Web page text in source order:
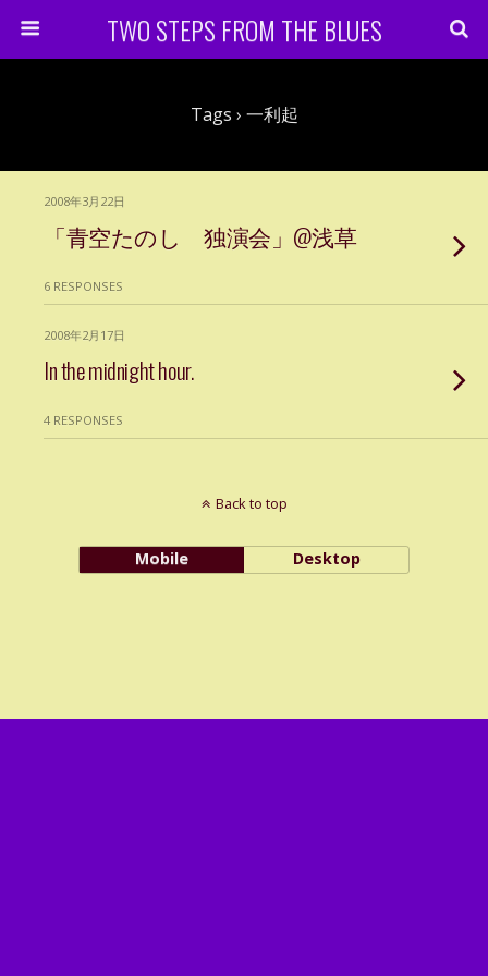
TWO STEPS FROM THE BLUES
Tags › 一利起
2008年3月22日
「青空たのし 独演会」@浅草
6 RESPONSES
2008年2月17日
In the midnight hour.
4 RESPONSES
Back to top
Mobile Desktop